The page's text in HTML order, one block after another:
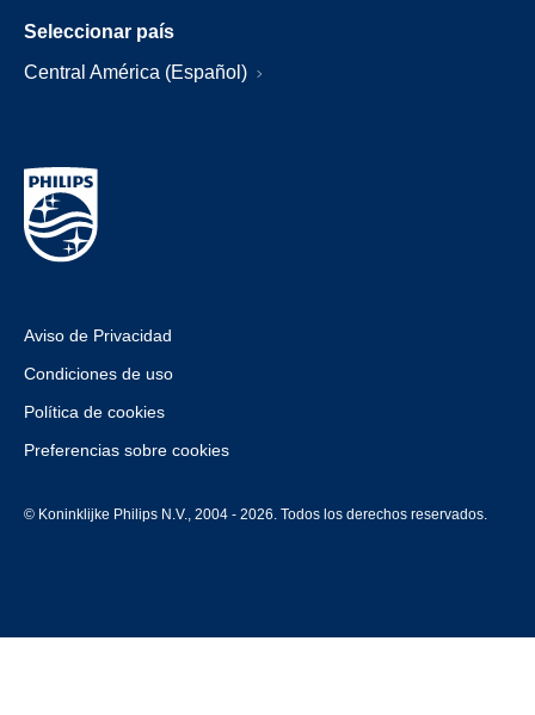
Seleccionar país
Central América (Español)
Aviso de Privacidad
Condiciones de uso
Política de cookies
Preferencias sobre cookies
© Koninklijke Philips N.V., 2004 - 2026. Todos los derechos reservados.